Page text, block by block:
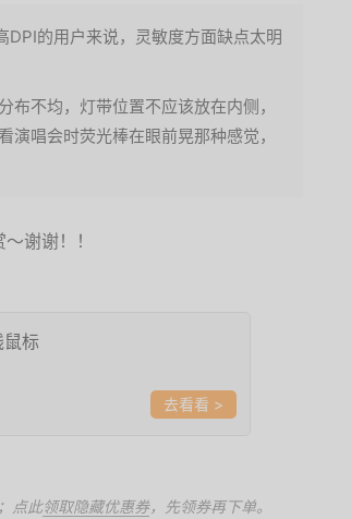
的用户来说，灵敏度方面缺点太明
不均，灯带位置不应该放在内侧，
唱会时荧光棒在眼前晃那种感觉，
谢谢！！
标
>
点此领取隐藏优惠券，先领券再下单。